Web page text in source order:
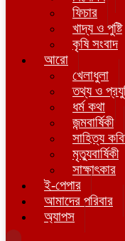
ফিচার
খাদ্য ও পুষ্টি
কৃষি সংবাদ
আরো
খেলাধুলা
তথ্য ও
ধর্ম কথা
জন্মবার্ষিকী
সাহিত্য
মৃত্যুবার্ষিকী
সাক্ষাৎকার
ই-পেপার
আমাদের পরিবার
অ্যাপস